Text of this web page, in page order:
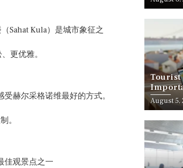
Sahat Kula）是城市象征之
更优雅。
赫尔采格诺维最好的方式。
。
佳观景点之一
Tourist
Should
August 5,